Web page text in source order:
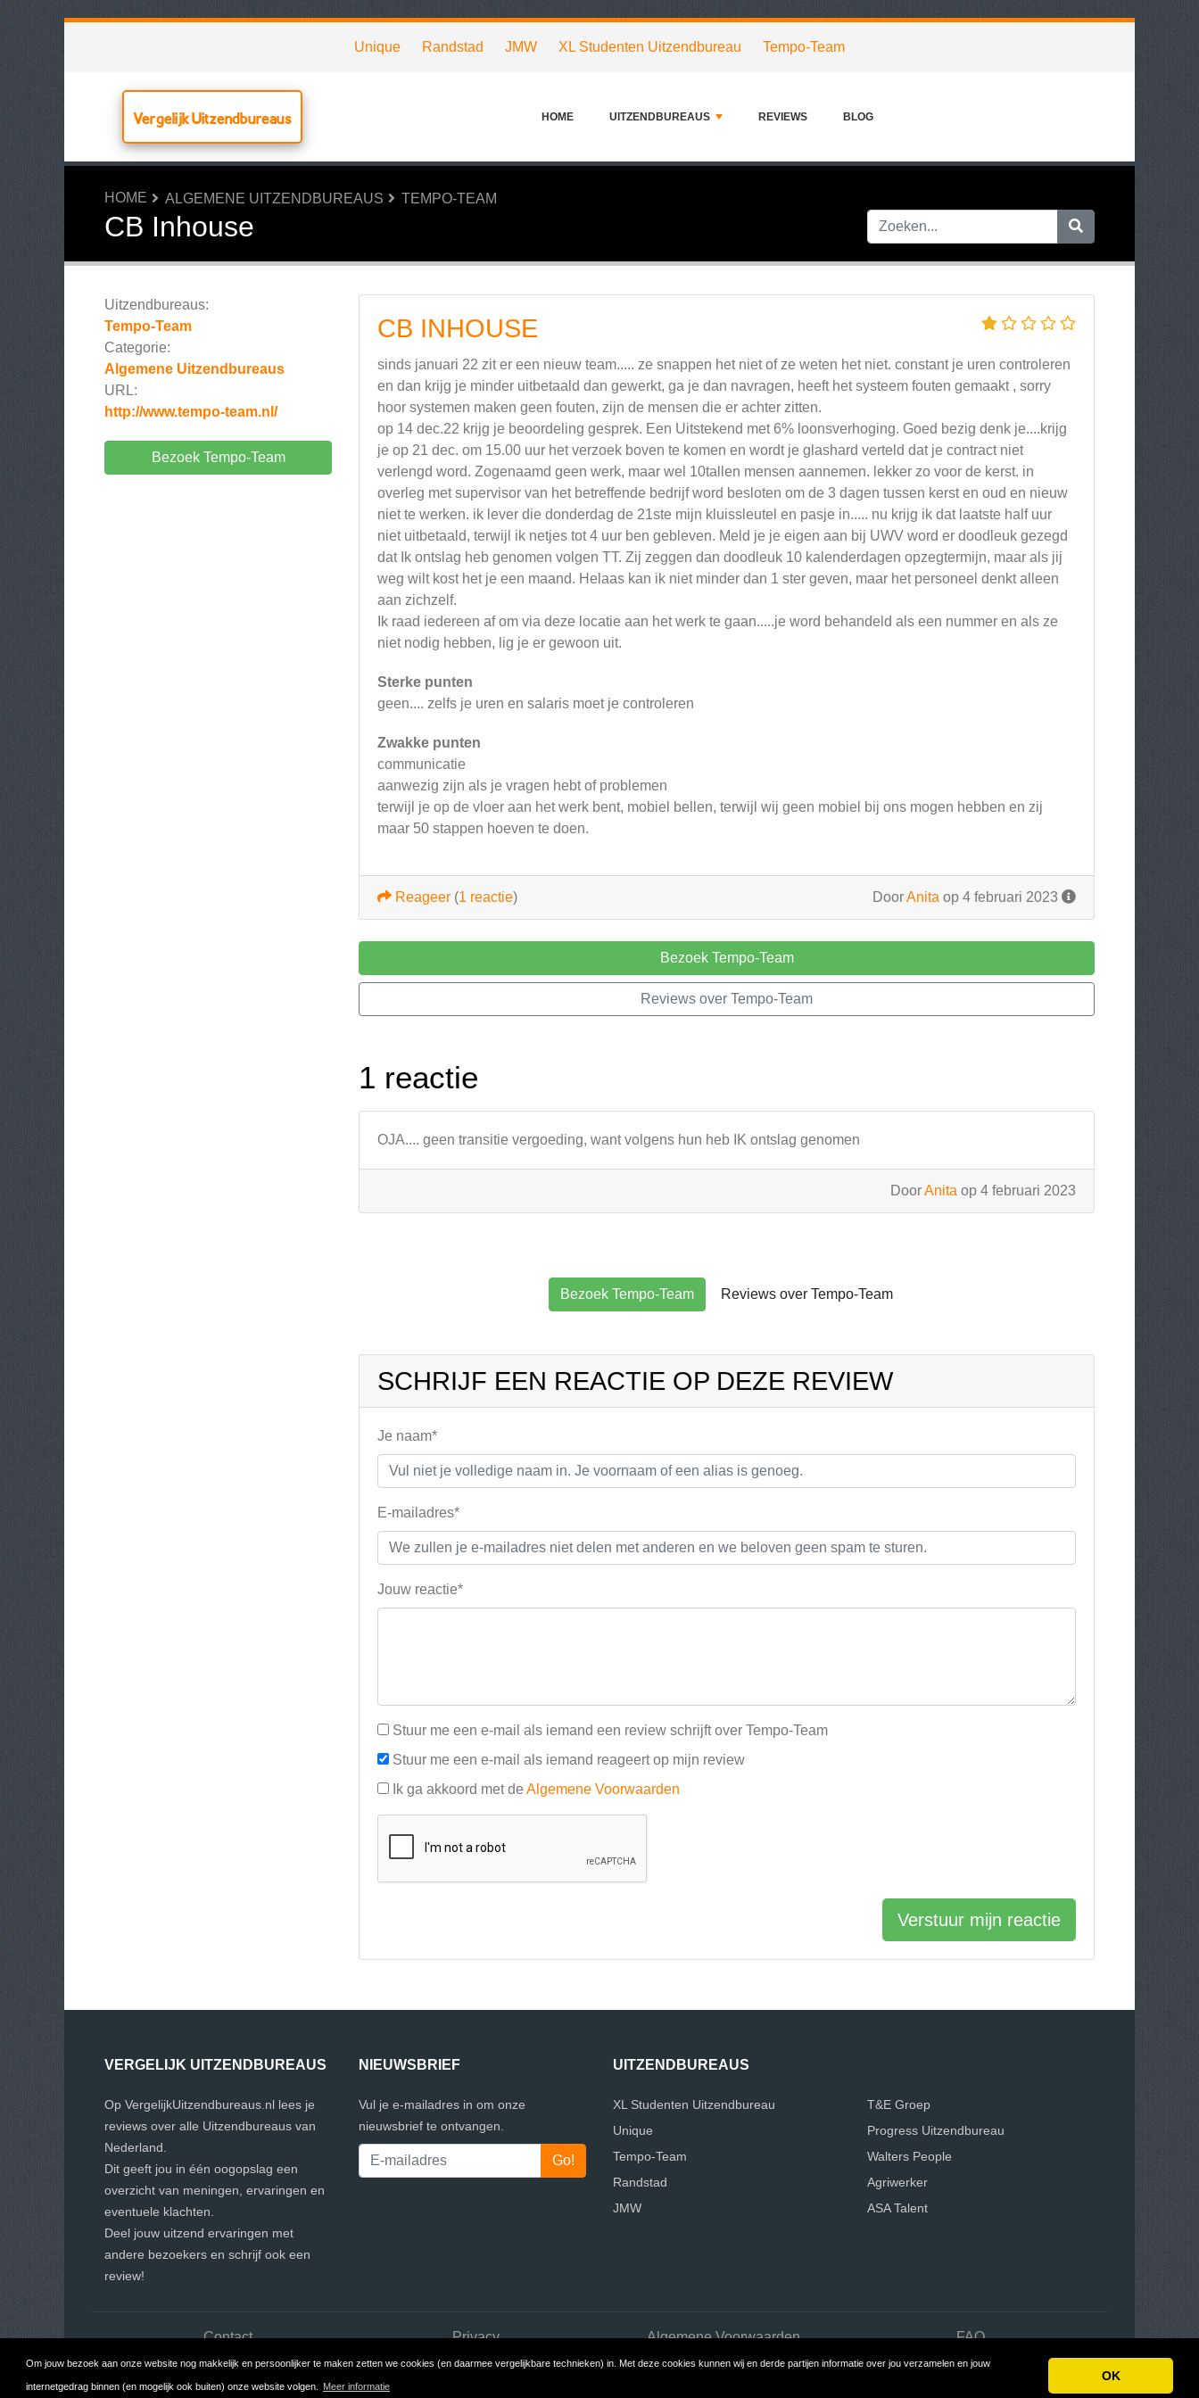
Om jouw bezoek aan onze website nog makkelijk en persoonlijker te maken zetten we cookies (en daarmee vergelijkbare technieken) in. Met deze cookies kunnen wij en derde partijen informatie over jou verzamelen en jouw
internetgedrag binnen (en mogelijk ook buiten) onze website volgen. Meer informatie
OK
Unique Randstad JMW XL Studenten Uitzendbureau Tempo-Team
Vergelijk Uitzendbureaus HOME UITZENDBUREAUS REVIEWS BLOG
HOME ALGEMENE UITZENDBUREAUS TEMPO-TEAM
CB Inhouse
Uitzendbureaus:
Tempo-Team
Categorie:
Algemene Uitzendbureaus
URL:
http://www.tempo-team.nl/
Bezoek Tempo-Team
CB INHOUSE
sinds januari 22 zit er een nieuw team..... ze snappen het niet of ze weten het niet. constant je uren controleren
en dan krijg je minder uitbetaald dan gewerkt, ga je dan navragen, heeft het systeem fouten gemaakt , sorry
hoor systemen maken geen fouten, zijn de mensen die er achter zitten.
op 14 dec.22 krijg je beoordeling gesprek. Een Uitstekend met 6% loonsverhoging. Goed bezig denk je....krijg
je op 21 dec. om 15.00 uur het verzoek boven te komen en wordt je glashard verteld dat je contract niet
verlengd word. Zogenaamd geen werk, maar wel 10tallen mensen aannemen. lekker zo voor de kerst. in
overleg met supervisor van het betreffende bedrijf word besloten om de 3 dagen tussen kerst en oud en nieuw
niet te werken. ik lever die donderdag de 21ste mijn kluissleutel en pasje in..... nu krijg ik dat laatste half uur
niet uitbetaald, terwijl ik netjes tot 4 uur ben gebleven. Meld je je eigen aan bij UWV word er doodleuk gezegd
dat Ik ontslag heb genomen volgen TT. Zij zeggen dan doodleuk 10 kalenderdagen opzegtermijn, maar als jij
weg wilt kost het je een maand. Helaas kan ik niet minder dan 1 ster geven, maar het personeel denkt alleen
aan zichzelf.
Ik raad iedereen af om via deze locatie aan het werk te gaan.....je word behandeld als een nummer en als ze
niet nodig hebben, lig je er gewoon uit.
Sterke punten
geen.... zelfs je uren en salaris moet je controleren
Zwakke punten
communicatie
aanwezig zijn als je vragen hebt of problemen
terwijl je op de vloer aan het werk bent, mobiel bellen, terwijl wij geen mobiel bij ons mogen hebben en zij
maar 50 stappen hoeven te doen.
DoorAnita op 4 februari 2023
Reageer (1 reactie)
Bezoek Tempo-Team
Reviews over Tempo-Team
1 reactie
OJA.... geen transitie vergoeding, want volgens hun heb IK ontslag genomen
DoorAnita op 4 februari 2023
Bezoek Tempo-Team Reviews over Tempo-Team
SCHRIJF EEN REACTIE OP DEZE REVIEW
Je naam*
E-mailadres*
Jouw reactie*
Stuur me een e-mail als iemand een review schrijft over Tempo-Team
Stuur me een e-mail als iemand reageert op mijn review
Ik ga akkoord met de Algemene Voorwaarden
Verstuur mijn reactie
VERGELIJK UITZENDBUREAUS
Op VergelijkUitzendbureaus.nl lees je
reviews over alle Uitzendbureaus van
Nederland.
Dit geeft jou in één oogopslag een
overzicht van meningen, ervaringen en
eventuele klachten.
Deel jouw uitzend ervaringen met
andere bezoekers en schrijf ook een
review!
NIEUWSBRIEF
Vul je e-mailadres in om onze
nieuwsbrief te ontvangen.
UITZENDBUREAUS
XL Studenten Uitzendbureau
Unique
Tempo-Team
Randstad
JMW
T&E Groep
Progress Uitzendbureau
Walters People
Agriwerker
ASA Talent
Contact Privacy Algemene Voorwaarden FAQ
Copyright © 2026 Vergelijk Uitzendbureaus